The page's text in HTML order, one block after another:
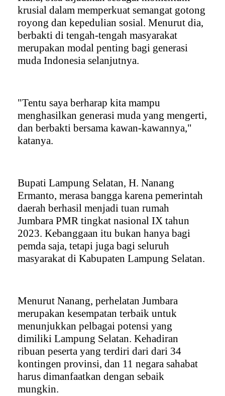
krusial dalam memperkuat semangat gotong
royong dan kepedulian sosial. Menurut dia,
berbakti di tengah-tengah masyarakat
merupakan modal penting bagi generasi
muda Indonesia selanjutnya.
"Tentu saya berharap kita mampu
menghasilkan generasi muda yang mengerti,
dan berbakti bersama kawan-kawannya,"
katanya.
Bupati Lampung Selatan, H. Nanang
Ermanto, merasa bangga karena pemerintah
daerah berhasil menjadi tuan rumah
Jumbara PMR tingkat nasional IX tahun
2023. Kebanggaan itu bukan hanya bagi
pemda saja, tetapi juga bagi seluruh
masyarakat di Kabupaten Lampung Selatan.
Menurut Nanang, perhelatan Jumbara
merupakan kesempatan terbaik untuk
menunjukkan pelbagai potensi yang
dimiliki Lampung Selatan. Kehadiran
ribuan peserta yang terdiri dari dari 34
kontingen provinsi, dan 11 negara sahabat
harus dimanfaatkan dengan sebaik
mungkin.